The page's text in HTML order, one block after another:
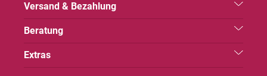
Versand & Bezahlung
Beratung
Extras